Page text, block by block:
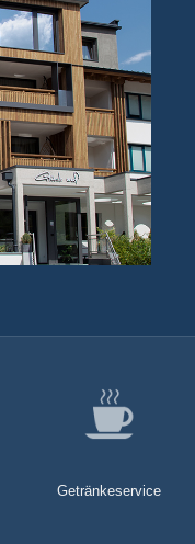
Getränkeservice